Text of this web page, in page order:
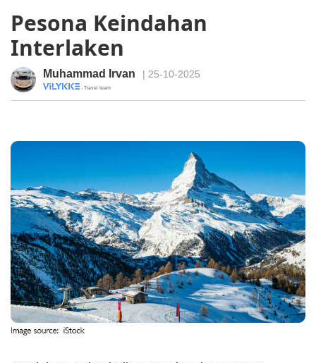
Pesona Keindahan
Interlaken
Muhammad Irvan | 25-10-2025
· Travel team